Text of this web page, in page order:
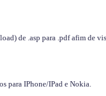
de .asp para .pdf afim de
para IPhone/IPad e Nokia.